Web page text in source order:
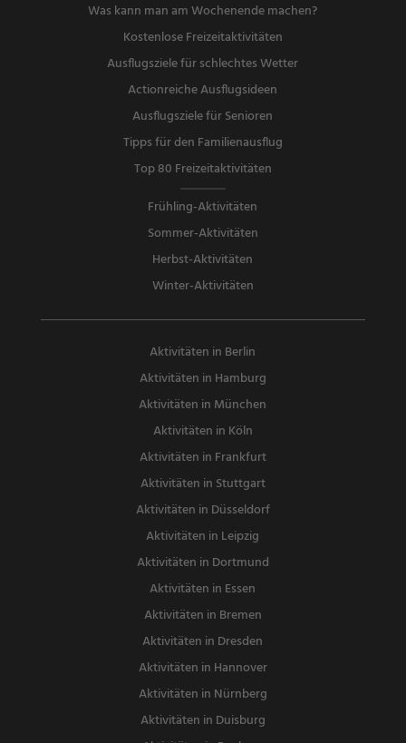
Was kann man am Wochenende machen?
Kostenlose Freizeitaktivitäten
Ausflugsziele für schlechtes Wetter
Actionreiche Ausflugsideen
Ausflugsziele für Senioren
Tipps für den Familienausflug
Top 80 Freizeitaktivitäten
Frühling-Aktivitäten
Sommer-Aktivitäten
Herbst-Aktivitäten
Winter-Aktivitäten
Aktivitäten in Berlin
Aktivitäten in Hamburg
Aktivitäten in München
Aktivitäten in Köln
Aktivitäten in Frankfurt
Aktivitäten in Stuttgart
Aktivitäten in Düsseldorf
Aktivitäten in Leipzig
Aktivitäten in Dortmund
Aktivitäten in Essen
Aktivitäten in Bremen
Aktivitäten in Dresden
Aktivitäten in Hannover
Aktivitäten in Nürnberg
Aktivitäten in Duisburg